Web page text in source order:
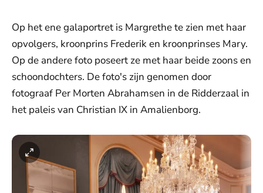
Op het ene galaportret is Margrethe te zien met haar
opvolgers, kroonprins Frederik en kroonprinses Mary.
Op de andere foto poseert ze met haar beide zoons en
schoondochters. De foto's zijn genomen door
fotograaf Per Morten Abrahamsen in de Ridderzaal in
het paleis van Christian IX in Amalienborg.